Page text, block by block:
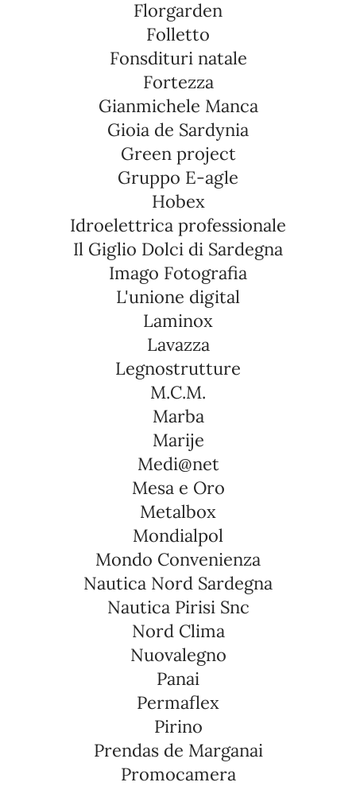
Florgarden
Folletto
Fonsdituri natale
Fortezza
Gianmichele Manca
Gioia de Sardynia
Green project
Gruppo E-agle
Hobex
Idroelettrica professionale
Il Giglio Dolci di Sardegna
Imago Fotografia
L'unione digital
Laminox
Lavazza
Legnostrutture
M.C.M.
Marba
Marije
Medi@net
Mesa e Oro
Metalbox
Mondialpol
Mondo Convenienza
Nautica Nord Sardegna
Nautica Pirisi Snc
Nord Clima
Nuovalegno
Panai
Permaflex
Pirino
Prendas de Marganai
Promocamera